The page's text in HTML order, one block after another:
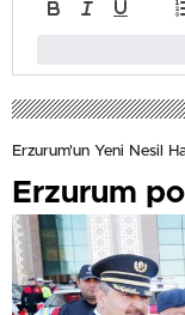
Erzurum'un Yeni Nesil
Erzurum